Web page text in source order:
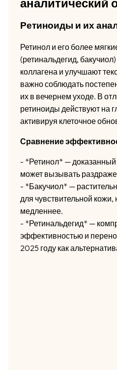
аналитический
Ретиноиды и их
Ретинол и его более
(ретинальдегид,
коллагена и улучшают
важно соблюдать
их в вечернем уходе. В
ретиноиды действуют на
активируя клеточное
Сравнение
- *Ретинол* — доказанный
может вызывать
- *Бакучиол* —
для чувствительной кожи,
медленнее.
- *Ретинальдегид* —
эффективностью и
2025 году как